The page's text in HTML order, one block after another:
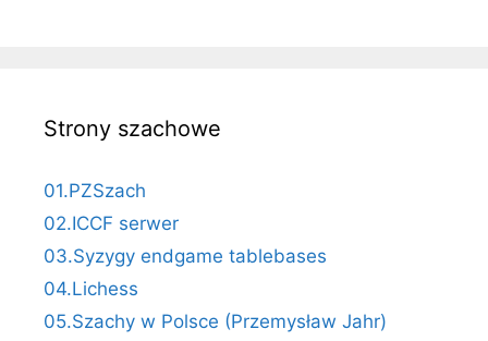
Strony szachowe
01.PZSzach
02.ICCF serwer
03.Syzygy endgame tablebases
04.Lichess
05.Szachy w Polsce (Przemysław Jahr)